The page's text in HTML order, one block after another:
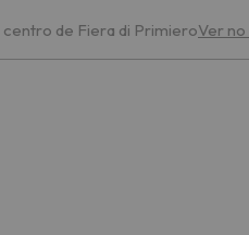
centro de Fiera di PrimieroVer